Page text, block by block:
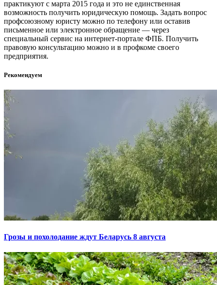
практикуют с марта 2015 года и это не единственная
возможность получить юридическую помощь. Задать вопрос
профсоюзному юристу можно по телефону или оставив
письменное или электронное обращение — через
специальный сервис на интернет-портале ФПБ. Получить
правовую консультацию можно и в профкоме своего
предприятия.
Рекомендуем
Грозы и похолодание ждут Беларусь 8 августа